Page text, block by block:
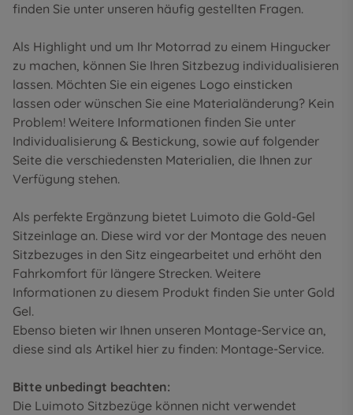
finden Sie unter unseren häufig gestellten Fragen.
Als Highlight und um Ihr Motorrad zu einem Hingucker
zu machen, können Sie Ihren Sitzbezug individualisieren
lassen. Möchten Sie ein eigenes Logo einsticken
lassen oder wünschen Sie eine Materialänderung? Kein
Problem! Weitere Informationen finden Sie unter
Individualisierung & Bestickung, sowie auf folgender
Seite die verschiedensten Materialien, die Ihnen zur
Verfügung stehen.
Als perfekte Ergänzung bietet Luimoto die Gold-Gel
Sitzeinlage an. Diese wird vor der Montage des neuen
Sitzbezuges in den Sitz eingearbeitet und erhöht den
Fahrkomfort für längere Strecken. Weitere
Informationen zu diesem Produkt finden Sie unter Gold
Gel.
Ebenso bieten wir Ihnen unseren Montage-Service an,
diese sind als Artikel hier zu finden: Montage-Service.
Bitte unbedingt beachten:
Die Luimoto Sitzbezüge können nicht verwendet